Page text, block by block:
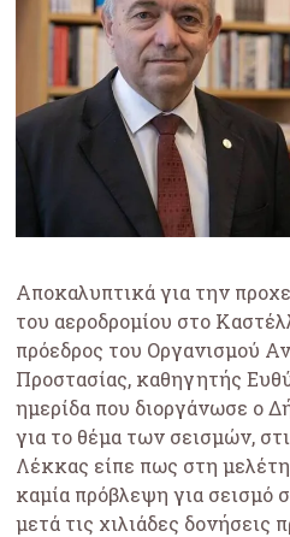
Αποκαλυπτικά για την
του αεροδρομίου στο
πρόεδρος του Οργανισμού
Προστασίας, καθηγητής
ημερίδα που διοργάνωσε ο
για το θέμα των σεισμών,
Λέκκας είπε πως στη
καμία πρόβλεψη για σεισμό
μετά τις χιλιάδες δονήσεις